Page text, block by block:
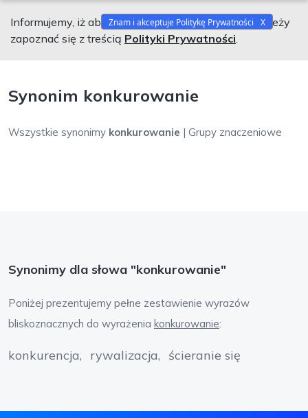
Synonim konkurowanie
Wszystkie synonimy konkurowanie | Grupy znaczeniowe
Synonimy dla słowa "konkurowanie"
Poniżej prezentujemy pełne zestawienie wyrazów
bliskoznacznych do wyrażenia konkurowanie:
konkurencja rywalizacja ścieranie się
Informujemy, iż aby korzystać z naszego serwisu należy
zapoznać się z treścią Polityki Prywatności.
Znam i akceptuje Politykę Prywatności